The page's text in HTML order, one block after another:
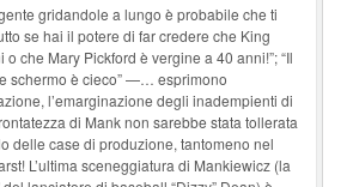
gridandole a lungo è probabile che ti
se hai il potere di far credere che King
che Mary Pickford è vergine a 40 anni!”; “Il
schermo è cieco” —… esprimono
l’emarginazione degli inadempienti di
di Mank non sarebbe stata tollerata
delle case di produzione, tantomeno nel
L’ultima sceneggiatura di Mankiewicz (la